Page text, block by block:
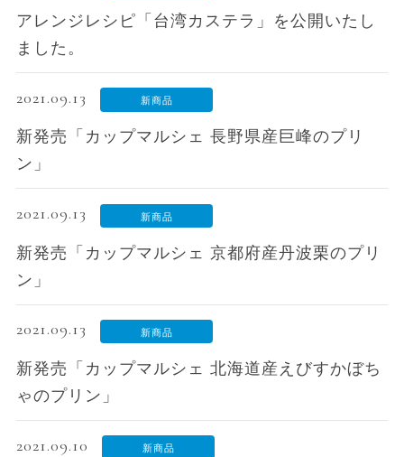
アレンジレシピ「台湾カステラ」を公開いたし
ました。
2021.09.13 新商品
新発売「カップマルシェ 長野県産巨峰のプリ
ン」
2021.09.13 新商品
新発売「カップマルシェ 京都府産丹波栗のプリ
ン」
2021.09.13 新商品
新発売「カップマルシェ 北海道産えびすかぼち
ゃのプリン」
2021.09.10 新商品